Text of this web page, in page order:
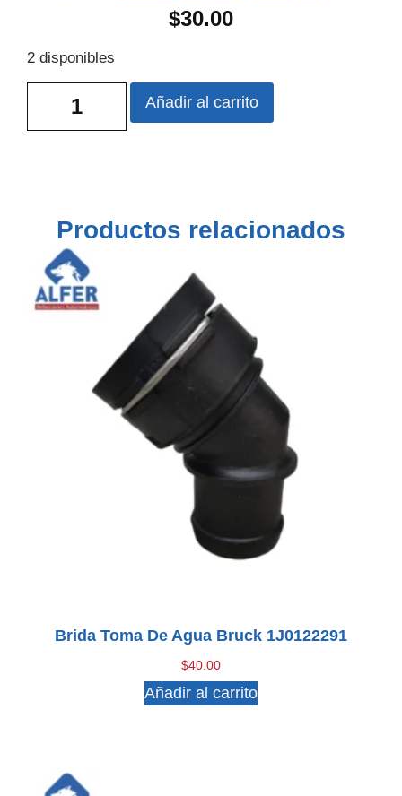
$30.00
2 disponibles
Añadir al carrito
Productos relacionados
Brida Toma De Agua Bruck 1J0122291
$40.00
Añadir al carrito